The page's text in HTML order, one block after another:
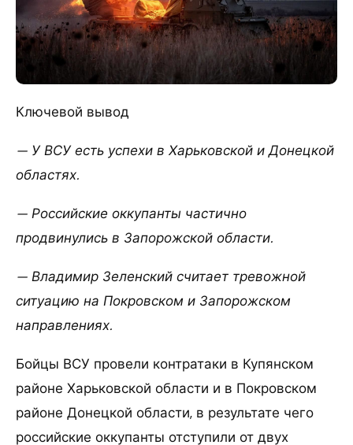
Ключевой вывод
— У ВСУ есть успехи в Харьковской и Донецкой
областях.
— Российские оккупанты частично
продвинулись в Запорожской области.
— Владимир Зеленский считает тревожной
ситуацию на Покровском и Запорожском
направлениях.
Бойцы ВСУ провели контратаки в Купянском
районе Харьковской области и в Покровском
районе Донецкой области, в результате чего
российские оккупанты отступили от двух